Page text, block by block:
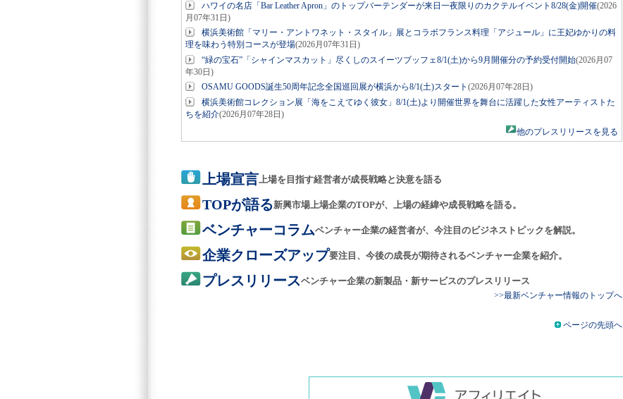
ハワイの名店「Bar Leather Apron」のトップバーテンダーが来日一夜限りのカクテルイベント8/28(金)開催(2026
月07年31日)
横浜美術館「マリー・アントワネット・スタイル」展とコラボフランス料理「アジュール」に王妃ゆかりの料
理を味わう特別コースが登場(2026月07年31日)
“緑の宝石”「シャインマスカット」尽くしのスイーツブッフェ8/1(土)から9月開催分の予約受付開始(2026月07
年30日)
OSAMU GOODS誕生50周年記念全国巡回展が横浜から8/1(土)スタート (2026月07年28日)
横浜美術館コレクション展「海をこえてゆく彼女」8/1(土)より開催世界を舞台に活躍した女性アーティストた
ちを紹介(2026月07年28日)
他のプレスリリースを見る
上場宣言上場を目指す経営者が成長戦略と決意を語る
TOPが語る新興市場上場企業のTOPが、上場の経緯や成長戦略を語る。
ベンチャーコラムベンチャー企業の経営者が、今注目のビジネストピックを解説。
企業クローズアップ要注目、今後の成長が期待されるベンチャー企業を紹介。
プレスリリースベンチャー企業の新製品・新サービスのプレスリリース
>>最新ベンチャー情報のトップへ
ページの先頭へ